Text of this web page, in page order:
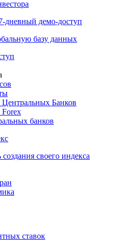
дневный демо-доступ
базу данных
Банков
банков
своего индекса
ставок